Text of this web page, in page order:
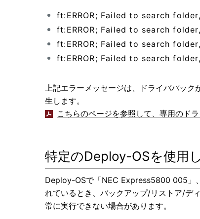
ft:ERROR; Failed to search
ft:ERROR; Failed to search
ft:ERROR; Failed to search
ft:ERROR; Failed to search
上記エラーメッセージは、ドライバパッ
生します。
こちらのページを参照して、専用のド
特定のDeploy-OSを使用
Deploy-OSで「NEC Express5800 005」
れているとき、バックアップ/リストア/デ
常に実行できない場合があります。